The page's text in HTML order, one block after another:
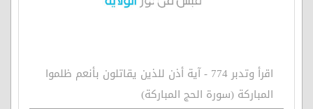
اقرأ وتدبر 774 - آية أذن للذين يقاتلون بأنعم ظلموا
المباركة (سورة الحج المباركة)